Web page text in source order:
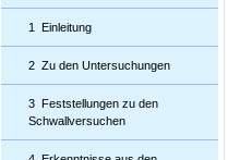
1 Einleitung
2 Zu den Untersuchungen
3 Feststellungen zu den
Schwallversuchen